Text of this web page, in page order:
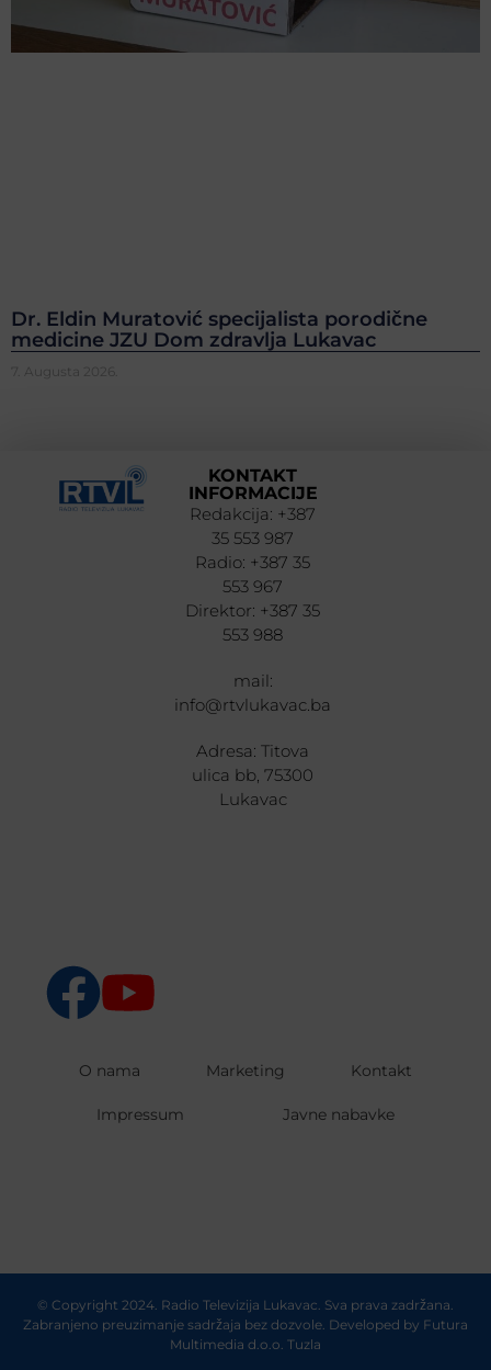
Dr. Eldin Muratović specijalista porodične
medicine JZU Dom zdravlja Lukavac
7. Augusta 2026.
KONTAKT
INFORMACIJE
Redakcija: +387
35 553 987
Radio: +387 35
553 967
Direktor: +387 35
553 988
mail:
info@rtvlukavac.ba
Adresa: Titova
ulica bb, 75300
Lukavac
O nama Marketing Kontakt
Impressum Javne nabavke
© Copyright 2024. Radio Televizija Lukavac. Sva prava zadržana.
Zabranjeno preuzimanje sadržaja bez dozvole. Developed by Futura
Multimedia d.o.o. Tuzla